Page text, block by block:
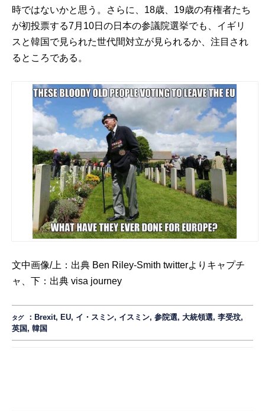
時ではないかと思う。さらに、18歳、19歳の有権者たち
が初投票する7月10日の日本の参議院選挙でも、イギリ
スと韓国で見られた世代間対立が見られるか、注目され
るところである。
文中画像/上：出典 Ben Riley-Smith twitterよりキャプチ
ャ、下：出典visa journey
タグ ： Brexit, EU, イ・スミン, イスミン,参院選,大統領選,李受玟,
英国 ,韓国